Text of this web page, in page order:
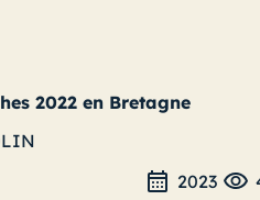
2022 en Bretagne
2023